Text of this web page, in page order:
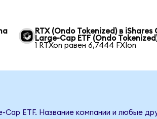
RTX (Ondo Tokenized) в iShares
Large-Cap ETF (Ondo
1 RTXon равен 6,7444 FXIon
ETF. Название компании и любые